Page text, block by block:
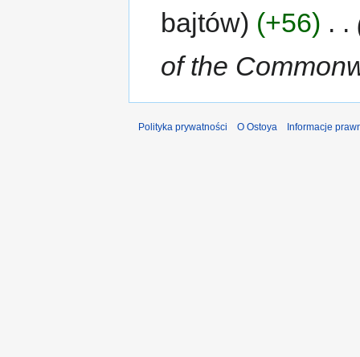
bajtów
+56
of the
Polityka prywatności O Ostoya Informacje